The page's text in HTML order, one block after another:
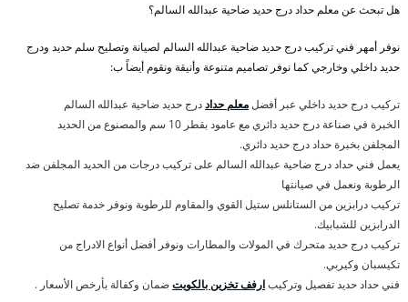
هل تبحث عن معلم حداد درج حديد ضاحية عبدالله السالم؟
نوفر أمهر فني تركيب درج حديد ضاحية عبدالله السالم لصيانة وتصليح سلم حديد ودرج
حديد داخلي وخارجي كما نوفر تصاميم متنوعة وأنيقة ونقوم أيضاً ب:
تركيب درج حديد داخلي عبر أفضلمعلم حداددرج حديد ضاحية عبدالله السالم
الخبرة في صناعة درج حديد دائري مع عامود بقطر 10 سم والمصنوع من الحديد
المجلفن بخبرة حداد درج حديد دائري.
يعمل فني حداد درج ضاحية عبدالله السالم على تركيب درجات من الحديد المجلفن ضد
الرطوبة ونعمل في صيانتها
تركيب درابزين من الستانلس ستيل القوي والمقاوم للرطوبة ونوفر خدمة تصليح
الدرابزين للشبابيك.
تركيب درج حديد متحرك في المولات والمطارات ونوفر أفضل أنواع الادراج من
تكيسبان وكيربي.
فني حداد حديد تفصيل وتركيبارفف تخزين بالكويتضمان وكفالة بأرخص الأسعار .